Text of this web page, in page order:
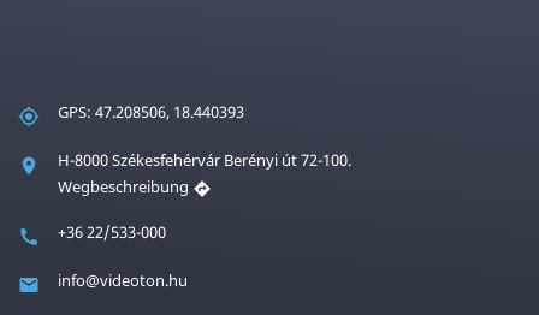
GPS: 47.208506, 18.440393
H-8000 Székesfehérvár Berényi út 72-100.
Wegbeschreibung
+36 22/533-000
info@videoton.hu